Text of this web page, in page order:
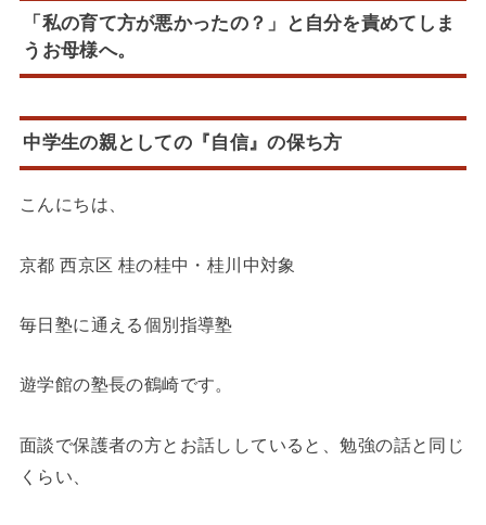
「私の育て方が悪かったの？」と自分を責めてしま
うお母様へ。
中学生の親としての『自信』の保ち方
こんにちは、
京都 西京区 桂の桂中・桂川中対象
毎日塾に通える個別指導塾
遊学館の塾長の鶴崎です。
面談で保護者の方とお話ししていると、勉強の話と同じ
くらい、